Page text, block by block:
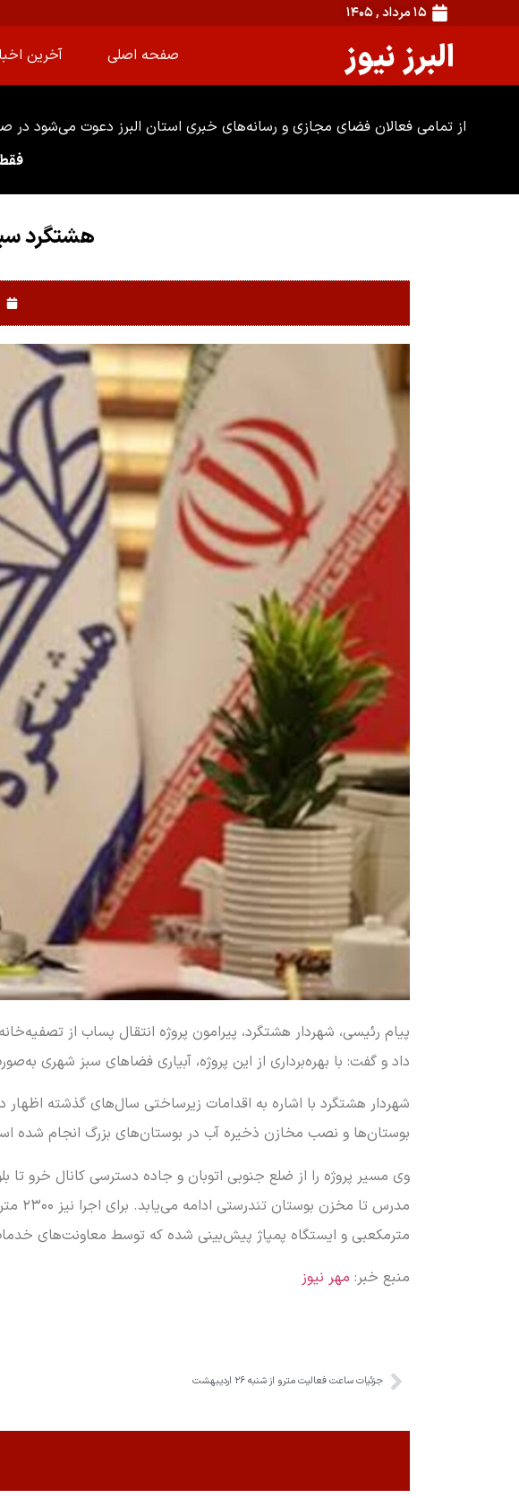
۱۵ مرداد , ۱۴۰۵
البرز نیوز صفحه اصلی آخرین
از تمامی فعالان فضای مجازی و رسانه‌های خبری استان البرز دعوت می‌شود در
فقط
هشتگرد
پیام رئیسی، شهردار هشتگرد، پیرامون پروژه انتقال پساب از
داد و گفت: با بهره‌برداری از این پروژه، آبیاری فضاهای سبز
شهردار هشتگرد با اشاره به اقدامات زیرساختی سال‌های گذشته
بوستان‌ها و نصب مخازن ذخیره آب در بوستان‌های بزرگ انجام شده
وی مسیر پروژه را از ضلع جنوبی اتوبان و جاده دسترسی کانال خرو تا
مترمکعبی و ایستگاه پمپاژ پیش‌بینی شده که توسط معاونت‌های
منبع خبر: مهر نیوز
جزئیات ساعت فعالیت مترو از شنبه ۲۶ اردیبهشت